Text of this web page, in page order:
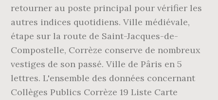
retourner au poste principal pour vérifier les
autres indices quotidiens. Ville médiévale,
étape sur la route de Saint-Jacques-de-
Compostelle, Corrèze conserve de nombreux
vestiges de son passé. Ville de Pâris en 5
lettres. L'ensemble des données concernant
Collèges Publics Corrèze 19 Liste Carte